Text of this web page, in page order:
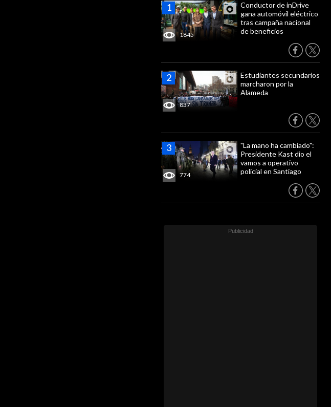
1845
Conductor de inDrive
gana automóvil eléctrico
tras campaña nacional
de beneficios
837
Estudiantes secundarios
marcharon por la
Alameda
774
"La mano ha cambiado":
Presidente Kast dio el
vamos a operativo
policial en Santiago